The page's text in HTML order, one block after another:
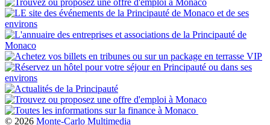
© 2026 Monte-Carlo Multimedia